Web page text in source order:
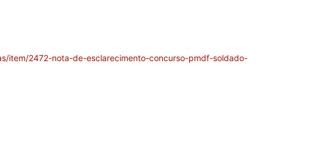
item/2472-nota-de-esclarecimento-concurso-pmdf-soldado-